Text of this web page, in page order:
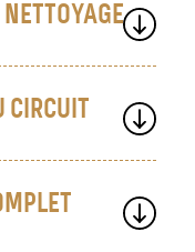
CIRCUIT